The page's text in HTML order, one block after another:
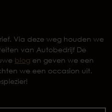
Via deze weg houden we
van Autobedrijf De
blog en geven we een
we een occasion uit.